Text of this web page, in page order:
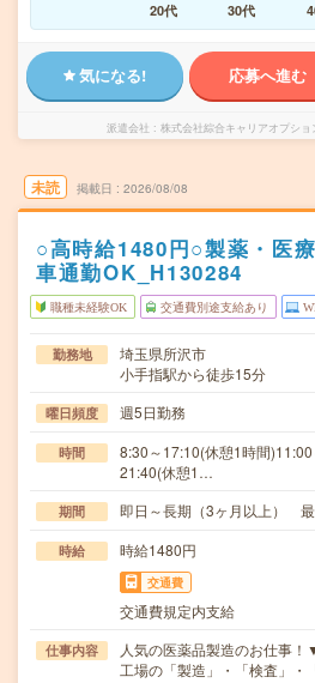
20代
30代
気になる! 応募へ進む
派遣会社 株式会社綜合キャリアオプシ
未読 掲載日 2026/08/08
○高時給1480円○製薬・医
車通勤OK_H130284
職種未経験OK 交通費別途支給あり
勤務地
埼玉県所沢市
小手指駅から徒歩15分
曜日頻度 週5日勤務
時間
8:30～17:10(休憩1時間
21:40(休憩1…
期間 即日～長期（3ヶ月以上） 最
時給 時給1480円
交通費
交通費規定内支給
仕事内容
人気の医薬品製造のお仕事
工場の「製造」・「検査」